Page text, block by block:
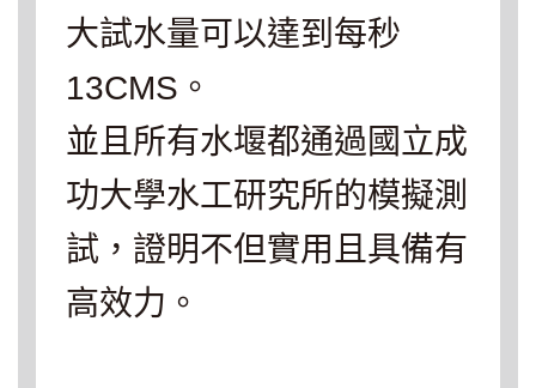
大試水量可以達到每秒
13CMS。
並且所有水堰都通過國立成
功大學水工研究所的模擬測
試，證明不但實用且具備有
高效力。